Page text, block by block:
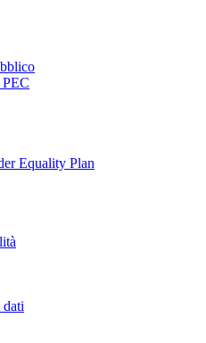
PEC
Equality Plan
dati